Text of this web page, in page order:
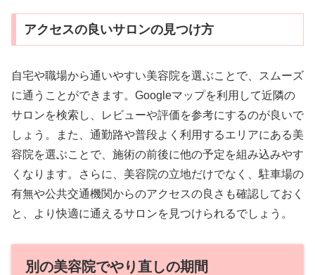
アクセスの良いサロンの見つけ方
自宅や職場から通いやすい美容院を選ぶことで、スムーズ
に通うことができます。Googleマップを利用して近隣の
サロンを検索し、レビューや評価を参考にするのが良いで
しょう。また、通勤路や普段よく利用するエリアにある美
容院を選ぶことで、施術の前後に他の予定を組み込みやす
くなります。さらに、美容院の立地だけでなく、駐車場の
有無や公共交通機関からのアクセスの良さも確認しておく
と、より快適に通えるサロンを見つけられるでしょう。
別の美容院でやり直しの期間